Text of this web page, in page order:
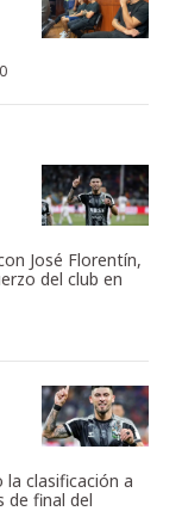
José Florentín,
del club en
la clasificación a
de final del